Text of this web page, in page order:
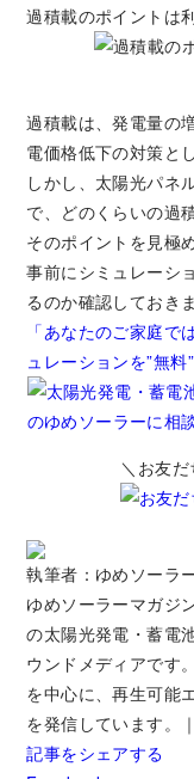
過積載のポイントは
過積載は、発電量の
電価格低下の対策と
しかし、太陽光パネ
で、どのくらいの過
そのポイントを見極
事前にシミュレーシ
るのか確認しておき
「あなたのご家庭で
ュレーションを”無
＼お友
執筆者：ゆめソーラ
ゆめソーラーマガジ
の太陽光発電・蓄電
ウンドメディアです
を中心に、再生可能
を発信しています。｜
記事をシェアする